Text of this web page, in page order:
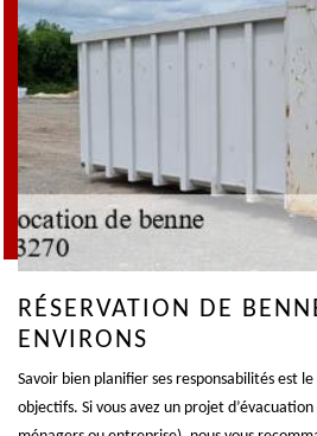
RÉSERVATION DE
ENVIRONS
Savoir bien planifier ses responsabilités est
objectifs. Si vous avez un projet